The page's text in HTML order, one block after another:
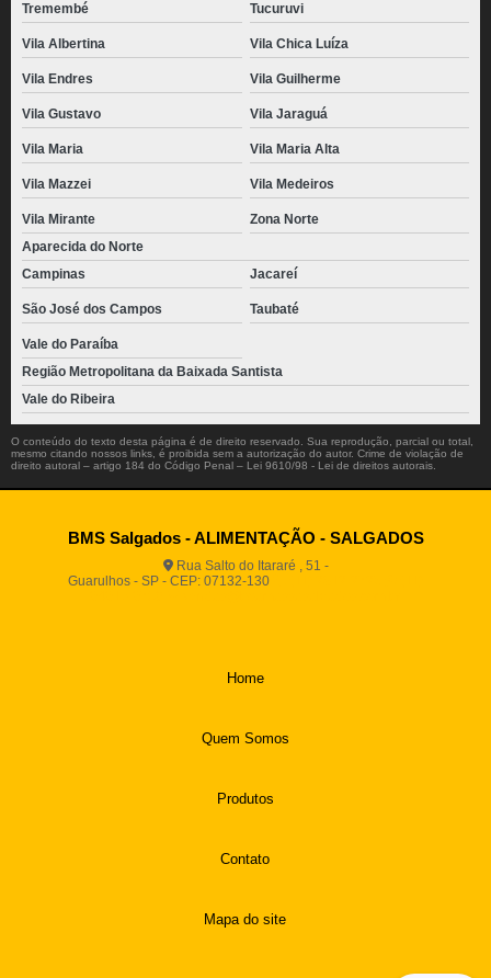
Tremembé Tucuruvi
Vila Albertina Vila Chica Luíza
Vila Endres Vila Guilherme
Vila Gustavo Vila Jaraguá
Vila Maria Vila Maria Alta
Vila Mazzei Vila Medeiros
Vila Mirante
Zona Norte
Aparecida do Norte
Campinas
Jacareí
São José dos Campos Taubaté
Vale do Paraíba
Região Metropolitana da Baixada Santista
Vale do Ribeira
O conteúdo do texto desta página é de direito reservado. Sua reprodução, parcial ou total,
mesmo citando nossos links, é proibida sem a autorização do autor. Crime de violação de
direito autoral – artigo 184 do Código Penal – Lei 9610/98 - Lei de direitos autorais
BMS Salgados - ALIMENTAÇÃO - SALGADOS
Rua Salto do Itararé , 51 -
Guarulhos - SP - CEP: 07132-130
Home
Quem Somos
Produtos
Contato
Mapa do site